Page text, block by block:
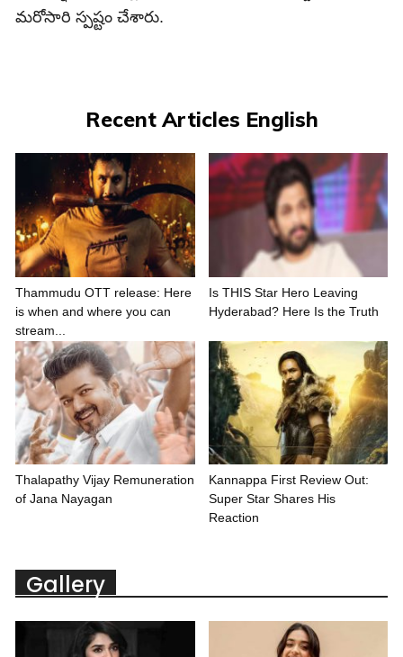
మరోసారి స్పష్టం చేశారు.
Recent Articles English
Thammudu OTT release: Here
is when and where you can
stream...
Is THIS Star Hero Leaving
Hyderabad? Here Is the Truth
Thalapathy Vijay Remuneration
of Jana Nayagan
Kannappa First Review Out:
Super Star Shares His
Reaction
Gallery